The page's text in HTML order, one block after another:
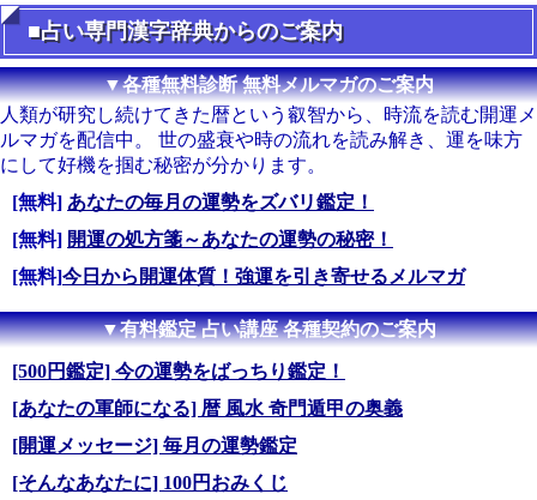
■占い専門漢字辞典からのご案内
▼各種無料診断 無料メルマガのご案内
人類が研究し続けてきた暦という叡智から、時流を読む開運メ
ルマガを配信中。 世の盛衰や時の流れを読み解き、運を味方
にして好機を掴む秘密が分かります。
[無料] あなたの毎月の運勢をズバリ鑑定！
[無料] 開運の処方箋～あなたの運勢の秘密！
[無料]今日から開運体質！強運を引き寄せるメルマガ
▼有料鑑定 占い講座 各種契約のご案内
[500円鑑定] 今の運勢をばっちり鑑定！
[あなたの軍師になる] 暦 風水 奇門遁甲の奥義
[開運メッセージ] 毎月の運勢鑑定
[そんなあなたに] 100円おみくじ